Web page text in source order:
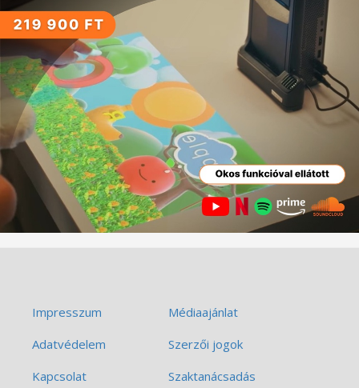
Impresszum
Médiaajánlat
Adatvédelem
Szerzői jogok
Kapcsolat
Szaktanácsadás